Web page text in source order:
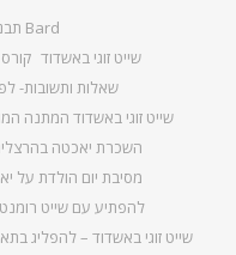
Bard תבנית מאת
שייט זוגי באשדוד
שאלות ותשובות- לפרטים
שייט זוגי באשדוד המתנה
השכרת יאכטה
מסיבת יום הולדת על
להפתיע עם שייט
שייט זוגי באשדוד – להפליג